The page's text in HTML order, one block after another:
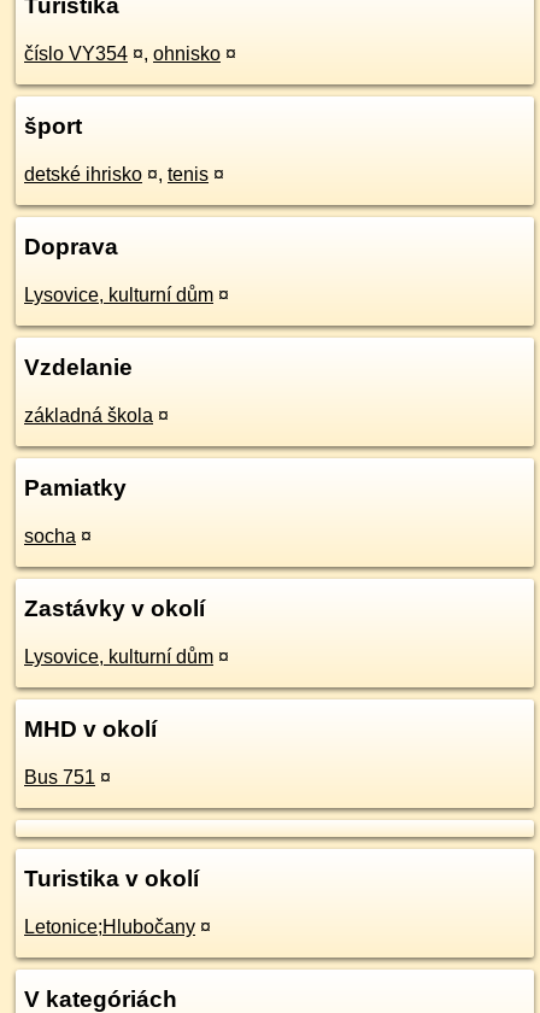
Turistika
číslo VY354 ¤, ohnisko ¤
šport
detské ihrisko ¤, tenis ¤
Doprava
Lysovice, kulturní dům ¤
Vzdelanie
základná škola ¤
Pamiatky
socha ¤
Zastávky v okolí
Lysovice, kulturní dům ¤
MHD v okolí
Bus 751 ¤
Turistika v okolí
Letonice;Hlubočany ¤
V kategóriách